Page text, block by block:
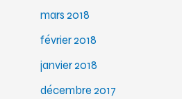
mars 2018
février 2018
janvier 2018
décembre 2017